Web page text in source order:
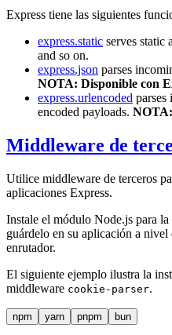
Express tiene las siguientes
express.static serves static
and so on.
express.json parses
NOTA: Disponible con
express.urlencoded
encoded payloads.
Middleware de
Utilice middleware de terceros
aplicaciones Express.
Instale el módulo Node.js para
guárdelo en su aplicación a
enrutador.
El siguiente ejemplo ilustra la
middleware cookie-parser.
npm yarn pnpm bun